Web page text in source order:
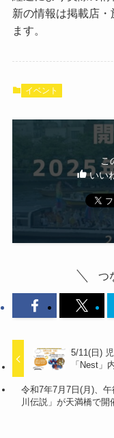
新の情報は掲載店
ます。
イベント
こ
いい
つ
5/11(日)
「Nest」
令和7年7月7日(月)、
川伝説」が天満橋で開